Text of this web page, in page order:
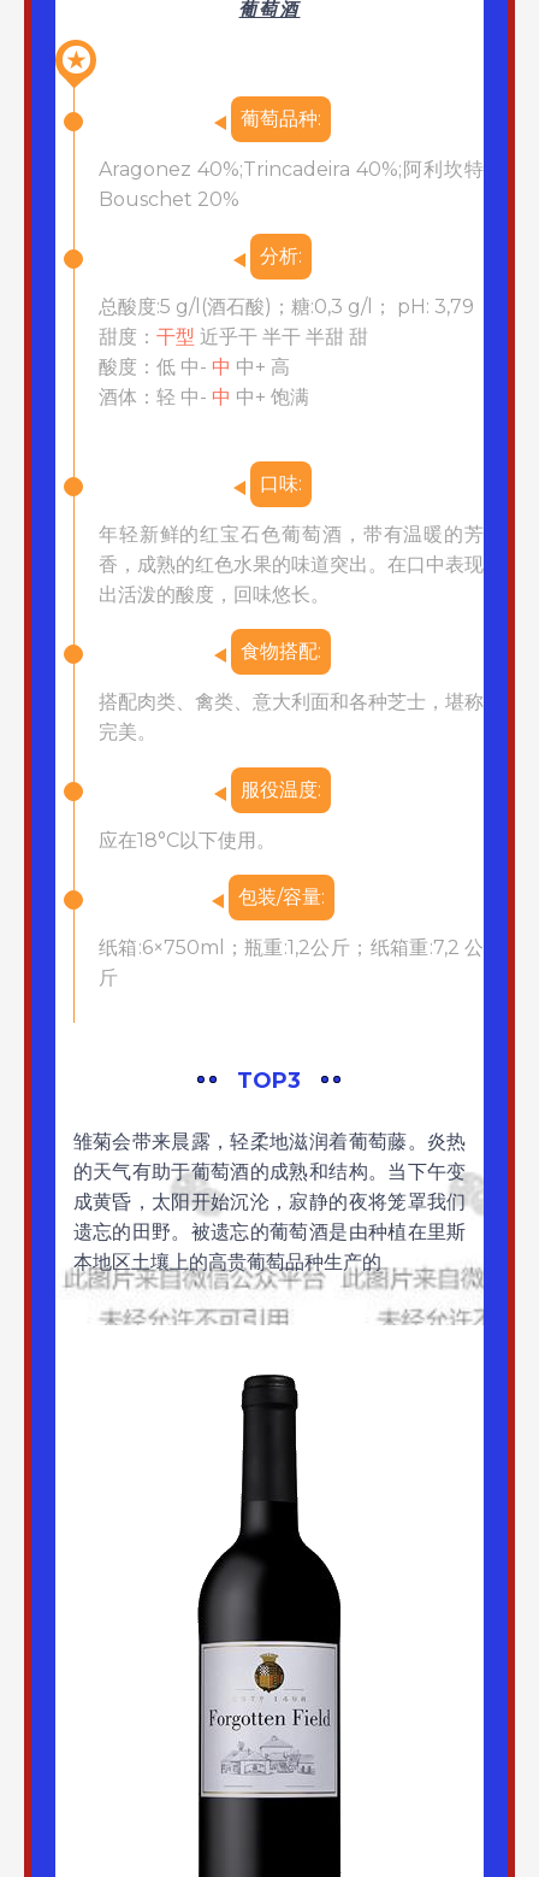
葡萄酒
★
葡萄品种:
Aragonez 40%;Trincadeira 40%;阿利坎特
Bouschet 20%
分析:
总酸度:5 g/l(酒石酸)；糖:0,3 g/l； pH: 3,79
甜度： 干型 近乎干 半干 半甜 甜
酸度：低 中- 中 中+ 高
酒体：轻 中- 中 中+ 饱满
口味:
年轻新鲜的红宝石色葡萄酒，带有温暖的芳
香，成熟的红色水果的味道突出。在口中表现
出活泼的酸度，回味悠长。
食物搭配:
搭配肉类、禽类、意大利面和各种芝士，堪称
完美。
服役温度:
应在18°C以下使用。
包装/容量:
纸箱:6×750ml；瓶重:1,2公斤；纸箱重:7,2 公
斤
TOP3
雏菊会带来晨露，轻柔地滋润着葡萄藤。炎热
的天气有助于葡萄酒的成熟和结构。当下午变
成黄昏，太阳开始沉沦，寂静的夜将笼罩我们
遗忘的田野。被遗忘的葡萄酒是由种植在里斯
本地区土壤上的高贵葡萄品种生产的